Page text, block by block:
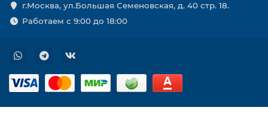
г.Москва, ул.Большая Семеновская, д. 40 стр. 18.
Работаем с 9:00 до 18:00